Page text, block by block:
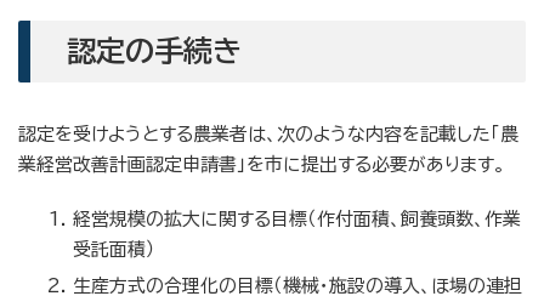
認定の手続き
認定を受けようとする農業者は、次のような内容を記載した「農
業経営改善計画認定申請書」を市に提出する必要があります。
経営規模の拡大に関する目標（作付面積、飼養頭数、作業
受託面積）
生産方式の合理化の目標（機械・施設の導入、ほ場の連担